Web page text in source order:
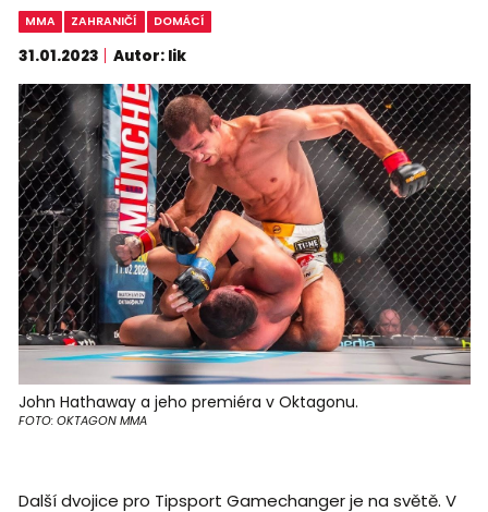
MMA ZAHRANIČÍ DOMÁCÍ
31.01.2023 Autor: lik
John Hathaway a jeho premiéra v Oktagonu.
FOTO: OKTAGON MMA
Další dvojice pro Tipsport Gamechanger je na světě. V